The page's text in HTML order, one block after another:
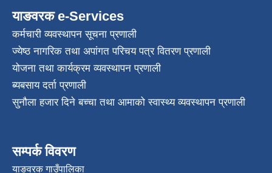
याङवरक e-Services
कर्मचारी व्यवस्थापन सूचना प्रणाली
ज्येष्ठ नागरिक तथा अपांगत परिचय पत्र वितरण प्रणाली
योजना तथा कार्यक्रम व्यवस्थापन प्रणाली
ब्यबसाय दर्ता प्रणाली
सुनौला हजार दिने बच्चा तथा आमाको स्वास्थ्य व्यवस्थापन प्रणाली
सम्पर्क विवरण
याङवरक गाउँपालिका